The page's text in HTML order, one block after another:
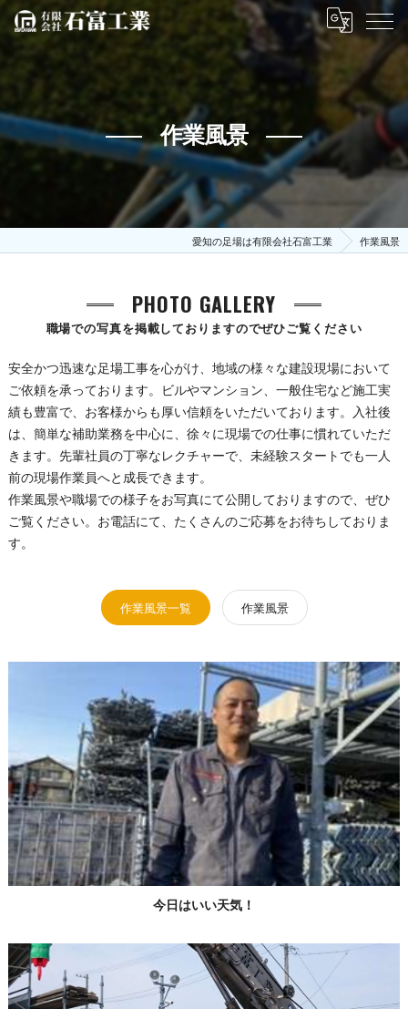
作業風景
愛知の足場は有限会社石富工業 作業風景
PHOTO GALLERY
職場での写真を掲載しておりますのでぜひご覧ください
安全かつ迅速な足場工事を心がけ、地域の様々な建設現場において
ご依頼を承っております。ビルやマンション、一般住宅など施工実
績も豊富で、お客様からも厚い信頼をいただいております。入社後
は、簡単な補助業務を中心に、徐々に現場での仕事に慣れていただ
きます。先輩社員の丁寧なレクチャーで、未経験スタートでも一人
前の現場作業員へと成長できます。
作業風景や職場での様子をお写真にて公開しておりますので、ぜひ
ご覧ください。お電話にて、たくさんのご応募をお待ちしておりま
す。
作業風景一覧 作業風景
今日はいい天気！